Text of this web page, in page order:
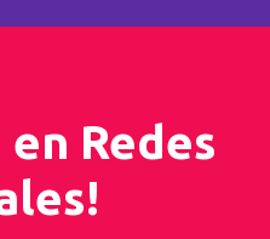
en Redes